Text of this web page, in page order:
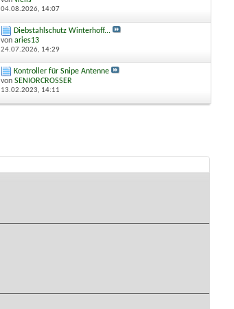
04.08.2026, 14:07
Diebstahlschutz Winterhoff...
vonaries13
24.07.2026, 14:29
Kontroller für Snipe Antenne
vonSENIORCROSSER
13.02.2023, 14:11